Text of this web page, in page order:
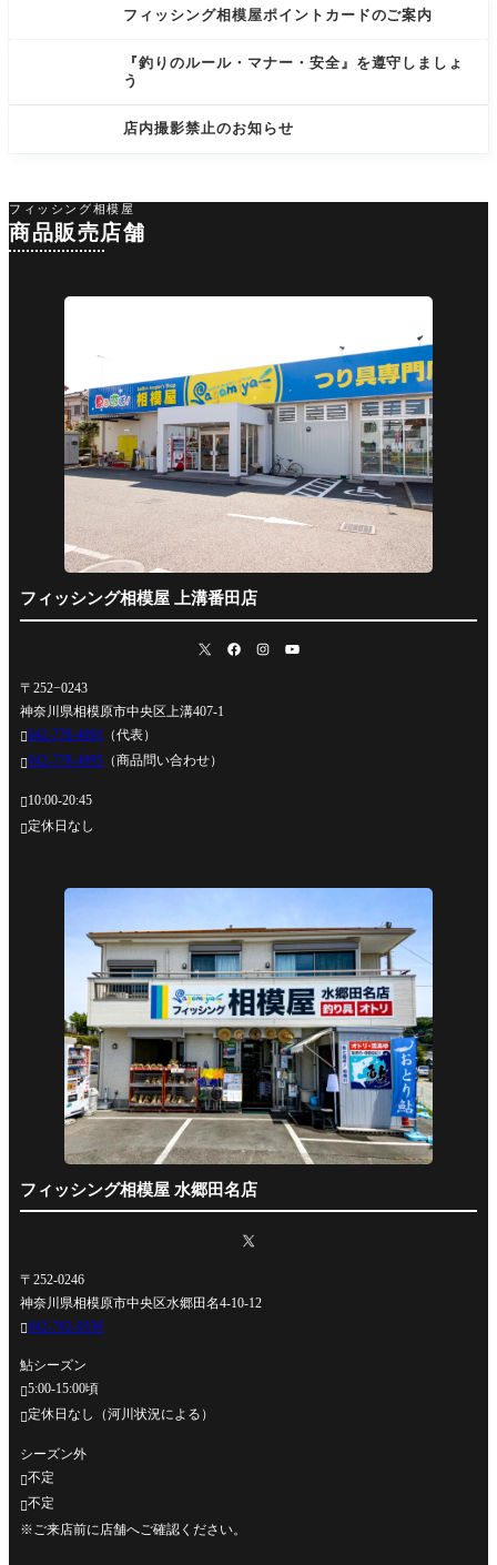
フィッシング相模屋ポイントカードのご案内
『釣りのルール・マナー・安全』を遵守しましょ
う
店内撮影禁止のお知らせ
フィッシング相模屋
商品販売店舗
フィッシング相模屋 上溝番田店
〒252−0243
神奈川県相模原市中央区上溝407-1
042-778-4991 （代表）
042-778-4995 （商品問い合わせ）
10:00-20:45
定休日なし
フィッシング相模屋 水郷田名店
〒252-0246
神奈川県相模原市中央区水郷田名4-10-12
042-762-0330
鮎シーズン
5:00-15:00頃
定休日なし（河川状況による）
シーズン外
不定
不定
※ご来店前に店舗へご確認ください。